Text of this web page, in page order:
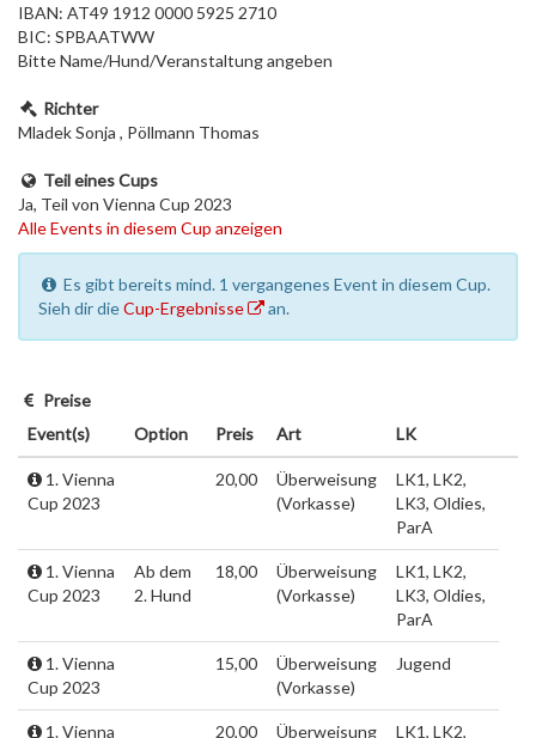
IBAN: AT49 1912 0000 5925 2710
BIC: SPBAATWW
Bitte Name/Hund/Veranstaltung angeben
Richter
Mladek Sonja , Pöllmann Thomas
Teil eines Cups
Ja, Teil von Vienna Cup 2023
Alle Events in diesem Cup anzeigen
Es gibt bereits mind. 1 vergangenes Event in diesem Cup.
Sieh dir dieCup-Ergebnisse an.
Preise
Event(s)
Option Preis Art LK
1. Vienna
Cup 2023
20,00
Überweisung
(Vorkasse)
LK1, LK2,
LK3, Oldies,
ParA
1. Vienna
Cup 2023
Ab dem
2. Hund
18,00
Überweisung
(Vorkasse)
LK1, LK2,
LK3, Oldies,
ParA
1. Vienna
Cup 2023
15,00
Überweisung
(Vorkasse)
Jugend
1. Vienna
20,00
Überweisung
LK1, LK2,